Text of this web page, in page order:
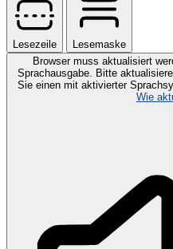
Lesezeile
Lesemaske
Browser muss aktualisiert
Sprachausgabe. Bitte
Sie einen mit aktivierter
Wie